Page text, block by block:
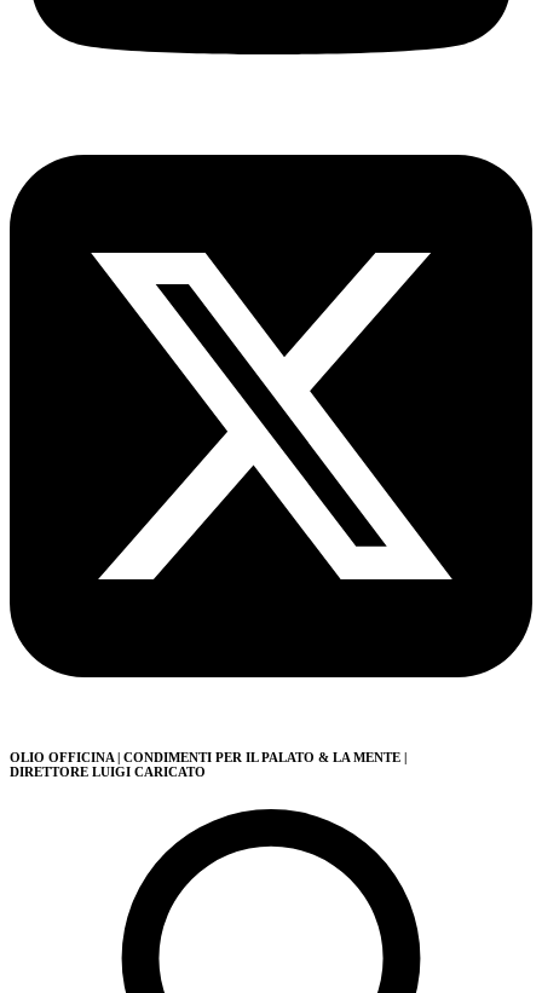
OLIO OFFICINA | CONDIMENTI PER IL PALATO & LA MENTE |
DIRETTORE LUIGI CARICATO